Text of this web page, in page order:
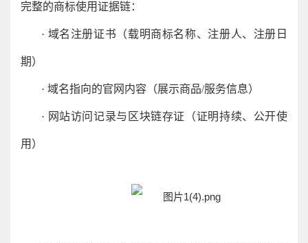
完整的商标使用证据链：
· 域名注册证书（载明商标名称、注册人、注册日
期）
· 域名指向的官网内容（展示商品/服务信息）
· 网站访问记录与区块链存证（证明持续、公开使
用）